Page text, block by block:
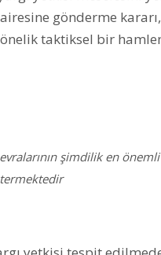
gönderme kararı,
taktiksel bir
şimdilik en önemli